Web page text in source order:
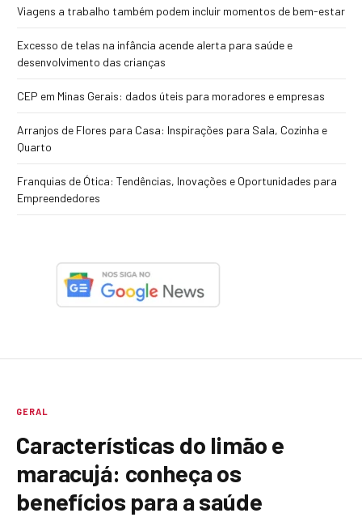
Viagens a trabalho também podem incluir momentos de bem-estar
Excesso de telas na infância acende alerta para saúde e
desenvolvimento das crianças
CEP em Minas Gerais: dados úteis para moradores e empresas
Arranjos de Flores para Casa: Inspirações para Sala, Cozinha e
Quarto
Franquias de Ótica: Tendências, Inovações e Oportunidades para
Empreendedores
GERAL
Características do limão e
maracujá: conheça os
benefícios para a saúde